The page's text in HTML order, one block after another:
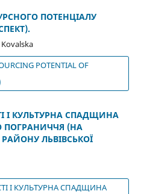
ПОТЕНЦІАЛУ
Kovalska
POTENTIAL OF
І КУЛЬТУРНА СПАДЩИНА
ПОГРАНИЧЧЯ (НА
ЛЬВІВСЬКОЇ
І КУЛЬТУРНА СПАДЩИНА